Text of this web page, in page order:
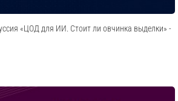
«ЦОД для ИИ. Стоит ли овчинка выделки» -